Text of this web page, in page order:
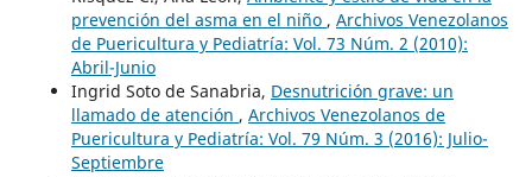
prevención del asma en el niño , Archivos Venezolanos
de Puericultura y Pediatría: Vol. 73 Núm. 2 (2010):
Abril-Junio
Ingrid Soto de Sanabria, Desnutrición grave: un
llamado de atención , Archivos Venezolanos de
Puericultura y Pediatría: Vol. 79 Núm. 3 (2016): Julio-
Septiembre